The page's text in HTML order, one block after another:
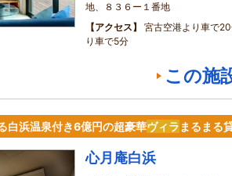
地、８３６ー１番地
アクセス
宮古空港より車で
り車で5分
この施
浜温泉付き6億円の超豪華ヴィラ まるまる
心月庵白浜